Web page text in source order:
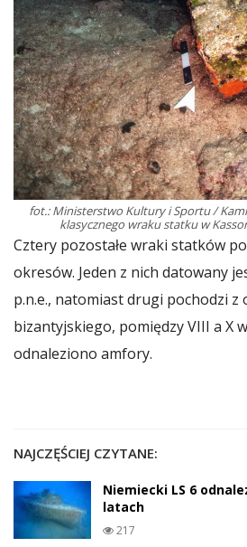
fot.: Ministerstwo Kultury i Sportu /
klasycznego wraku statku w
Cztery pozostałe wraki statków
okresów. Jeden z nich datowany
p.n.e., natomiast drugi pochodzi z
bizantyjskiego, pomiędzy VIII a X
odnaleziono amfory.
NAJCZĘŚCIEJ CZYTANE:
Niemiecki LS 6
latach
217